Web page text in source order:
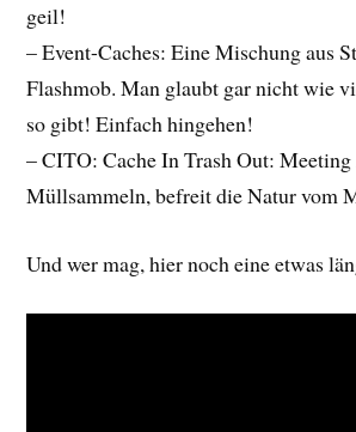
geil!
– Event-Caches: Eine Mischung aus
Flashmob. Man glaubt gar nicht wie
so gibt! Einfach hingehen!
– CITO: Cache In Trash Out:
Müllsammeln, befreit die Natur vom
Und wer mag, hier noch eine etwas